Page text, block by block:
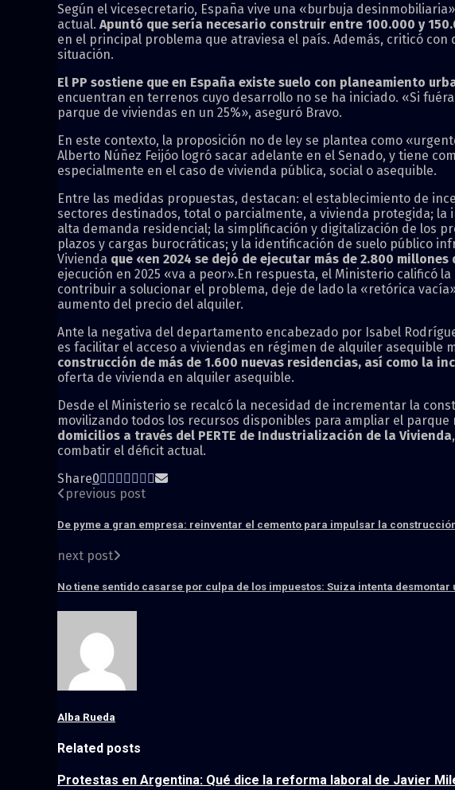
Según el vicesecretario, España vive una «burbuja
actual. Apuntó que sería necesario construir entre 100.000 y
en el principal problema que atraviesa el país. Además, criticó
situación.
El PP sostiene que en España existe suelo con planeamiento
encuentran en terrenos cuyo desarrollo no se ha iniciado. «Si
parque de viviendas en un 25%», aseguró Bravo.
En este contexto, la proposición no de ley se plantea como
Alberto Núñez Feijóo logró sacar adelante en el Senado, y tiene
especialmente en el caso de vivienda pública, social o asequible.
Entre las medidas propuestas, destacan: el establecimiento de
sectores destinados, total o parcialmente, a vivienda protegida;
alta demanda residencial; la simplificación y digitalización de los
plazos y cargas burocráticas; y la identificación de suelo público
Vivienda que «en 2024 se dejó de ejecutar más de 2.800 millones
ejecución en 2025 «va a peor».En respuesta, el Ministerio calificó
contribuir a solucionar el problema, deje de lado la «retórica
aumento del precio del alquiler.
Ante la negativa del departamento encabezado por Isabel
es facilitar el acceso a viviendas en régimen de alquiler asequible
construcción de más de 1.600 nuevas residencias, así como la
oferta de vivienda en alquiler asequible.
Desde el Ministerio se recalcó la necesidad de incrementar la
movilizando todos los recursos disponibles para ampliar el parque
domicilios a través del PERTE de Industrialización de la Vivienda
combatir el déficit actual.
Share0
previous post
De pyme a gran empresa: reinventar el cemento para impulsar la
next post
No tiene sentido casarse por culpa de los impuestos: Suiza intenta
Alba Rueda
Related posts
Protestas en Argentina: Qué dice la reforma laboral de Javier